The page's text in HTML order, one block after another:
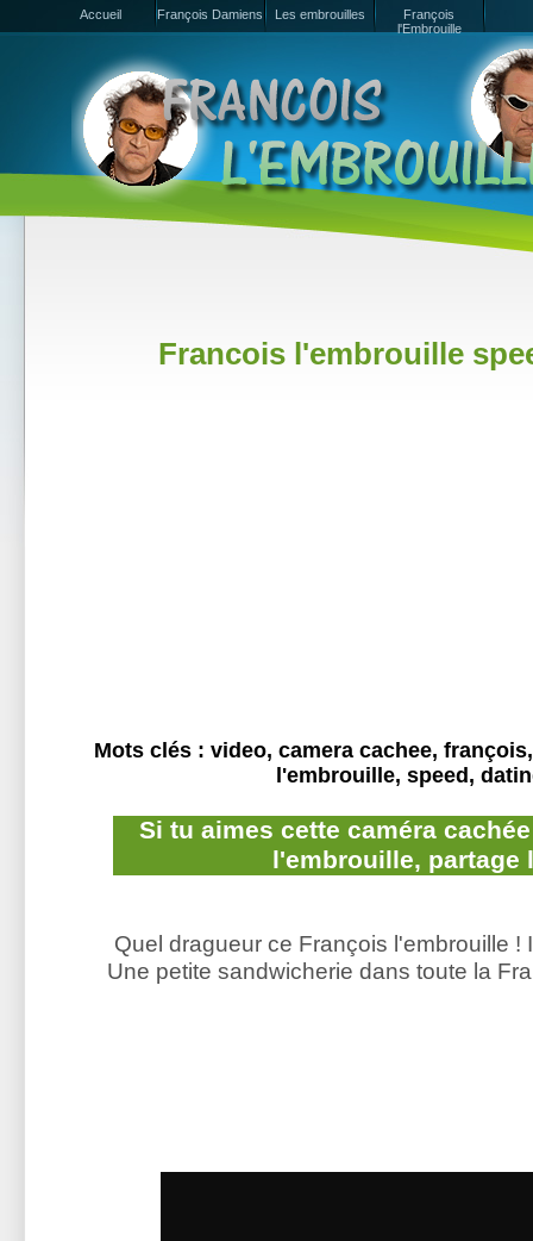
Accueil François Damiens Les embrouilles
François
l'Embrouille
Francois l'embrouille
Mots clés : video, camera cachee,
l'embrouille, speed,
Si tu aimes cette caméra
l'embrouille, partage
Quel dragueur ce François l'embrouille !
Une petite sandwicherie dans toute la